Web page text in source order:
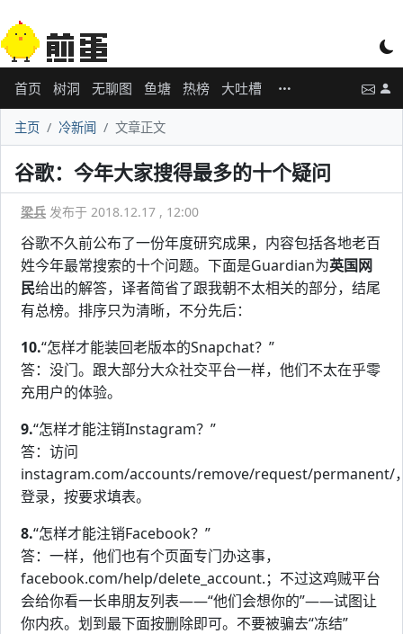
首页 树洞 无聊图 鱼塘 热榜 大吐槽
主页 冷新闻 文章正文
谷歌：今年大家搜得最多的十个疑问
梁兵 发布于 2018.12.17 , 12:00
谷歌不久前公布了一份年度研究成果，内容包括各地老百
姓今年最常搜索的十个问题。下面是Guardian为英国网
民给出的解答，译者简省了跟我朝不太相关的部分，结尾
有总榜。排序只为清晰，不分先后：
10.“怎样才能装回老版本的Snapchat？”
答：没门。跟大部分大众社交平台一样，他们不太在乎零
充用户的体验。
9.“怎样才能注销Instagram？”
答：访问
instagram.com/accounts/remove/request/permanent/
登录，按要求填表。
8.“怎样才能注销Facebook？”
答：一样，他们也有个页面专门办这事，
facebook.com/help/delete_account.；不过这鸡贼平台
会给你看一长串朋友列表——“他们会想你的”——试图让
你内疚。划到最下面按删除即可。不要被骗去“冻结”